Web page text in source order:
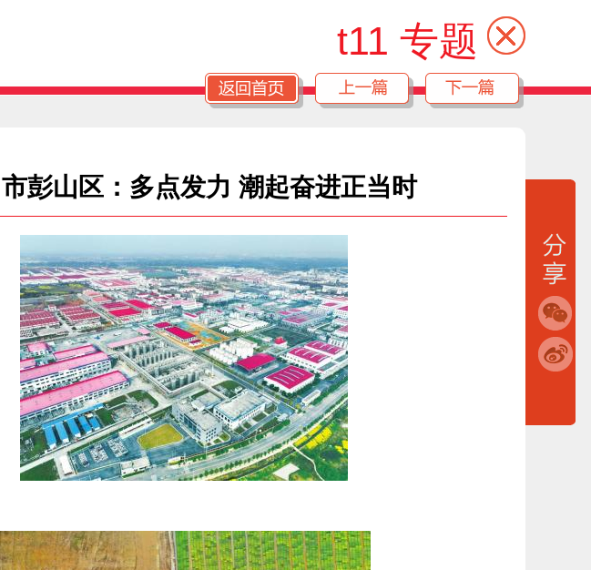
t11 专题
彭山区：多点发力 潮起奋进正当时